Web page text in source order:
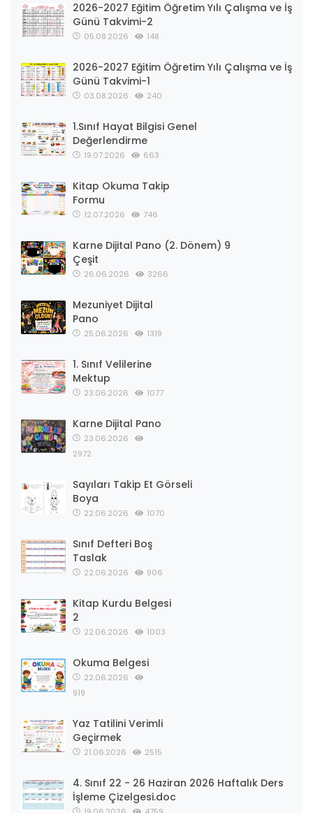
2026-2027 Eğitim Öğretim Yılı Çalışma ve İş
Günü Takvimi-2
05.08.2026 148
2026-2027 Eğitim Öğretim Yılı Çalışma ve İş
Günü Takvimi-1
03.08.2026 240
1.Sınıf Hayat Bilgisi Genel
Değerlendirme
19.07.2026 663
Kitap Okuma Takip
Formu
12.07.2026 746
Karne Dijital Pano (2. Dönem) 9
Çeşit
26.06.2026 3266
Mezuniyet Dijital
Pano
25.06.2026 1319
1. Sınıf Velilerine
Mektup
23.06.2026 1077
Karne Dijital Pano
23.06.2026
2972
Sayıları Takip Et Görseli
Boya
22.06.2026 1070
Sınıf Defteri Boş
Taslak
22.06.2026 906
Kitap Kurdu Belgesi
2
22.06.2026 1003
Okuma Belgesi
22.06.2026
919
Yaz Tatilini Verimli
Geçirmek
21.06.2026 2515
4. Sınıf 22 - 26 Haziran 2026 Haftalık Ders
İşleme Çizelgesi.doc